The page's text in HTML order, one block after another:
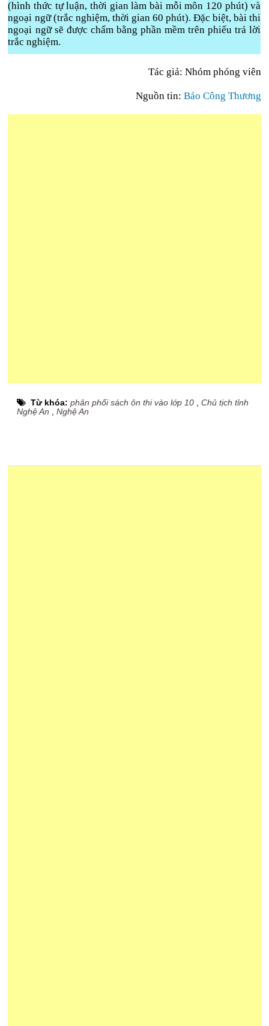
(hình thức tự luận, thời gian làm bài mỗi môn 120 phút) và
ngoại ngữ (trắc nghiệm, thời gian 60 phút). Đặc biệt, bài thi
ngoại ngữ sẽ được chấm bằng phần mềm trên phiếu trả lời
trắc nghiệm.
Tác giả: Nhóm phóng viên
Nguồn tin: Báo Công Thương
Từ khóa:phân phối sách ôn thi vào lớp 10 ,Chủ tịch tỉnh
Nghệ An ,Nghệ An